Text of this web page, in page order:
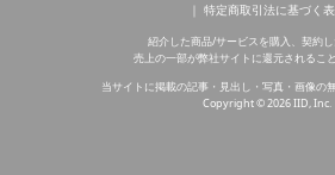
特定商取引法に基づく
紹介した商品/サービスを購入、契約し
売上の一部が弊社サイトに還元されるこ
当サイトに掲載の記事・見出し・写真・画像の
Copyright © 2026 IID, Inc.